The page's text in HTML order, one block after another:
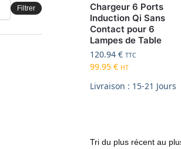
Chargeur 6 Ports
Induction Qi Sans
Contact pour 6
Lampes de Table
120.94 € TTC
99.95 € HT
Livraison : 15-21 Jours
Filtrer